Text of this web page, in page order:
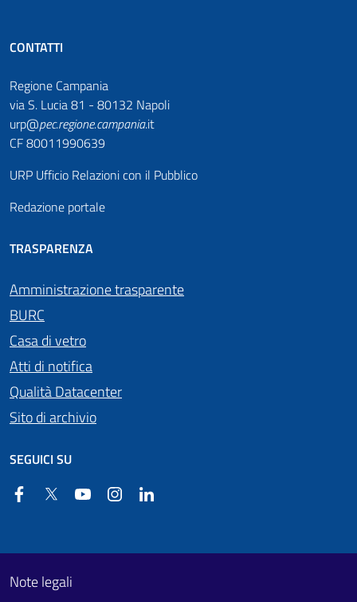
CONTATTI
Regione Campania
via S. Lucia 81 - 80132 Napoli
urp@pec.regione.campania.it
CF 80011990639
URP Ufficio Relazioni con il Pubblico
Redazione portale
TRASPARENZA
Amministrazione trasparente
BURC
Casa di vetro
Atti di notifica
Qualità Datacenter
Sito di archivio
SEGUICI SU
FacebookTwitter YouTube Instagram
Footer First
Useful links section
Note legali